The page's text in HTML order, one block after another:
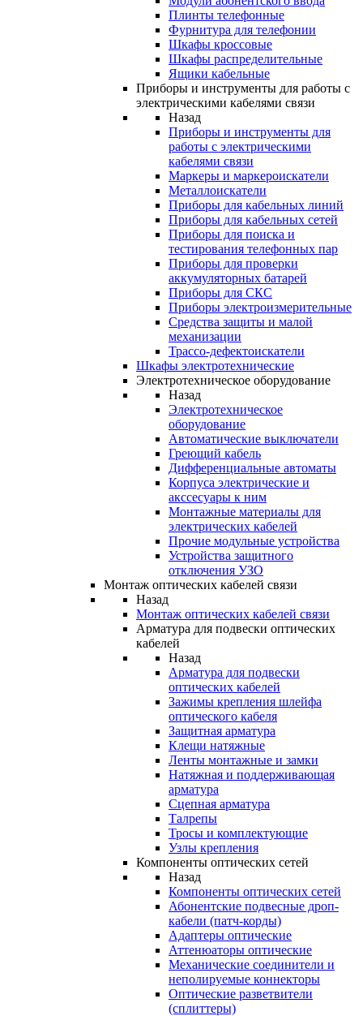
Плинты телефонные
Фурнитура для телефонии
Шкафы кроссовые
Шкафы распределительные
Ящики кабельные
Приборы и инструменты для работы с
электрическими кабелями связи
Назад
Приборы и инструменты для
работы с электрическими
кабелями связи
Маркеры и маркероискатели
Металлоискатели
Приборы для кабельных линий
Приборы для кабельных сетей
Приборы для поиска и
тестирования телефонных пар
Приборы для проверки
аккумуляторных батарей
Приборы для СКС
Приборы электроизмерительные
Средства защиты и малой
механизации
Трассо-дефектоискатели
Шкафы электротехнические
Электротехническое оборудование
Назад
Электротехническое
оборудование
Автоматические выключатели
Греющий кабель
Дифференциальные автоматы
Корпуса электрические и
акссесуары к ним
Монтажные материалы для
электрических кабелей
Прочие модульные устройства
Устройства защитного
отключения УЗО
Монтаж оптических кабелей связи
Назад
Монтаж оптических кабелей связи
Арматура для подвески оптических
кабелей
Назад
Арматура для подвески
оптических кабелей
Зажимы крепления шлейфа
оптического кабеля
Защитная арматура
Клещи натяжные
Ленты монтажные и замки
Натяжная и поддерживающая
арматура
Сцепная арматура
Талрепы
Тросы и комплектующие
Узлы крепления
Компоненты оптических сетей
Назад
Компоненты оптических сетей
Абонентские подвесные дроп-
кабели (патч-корды)
Адаптеры оптические
Аттенюаторы оптические
Механические соединители и
неполируемые коннекторы
Оптические разветвители
(сплиттеры)